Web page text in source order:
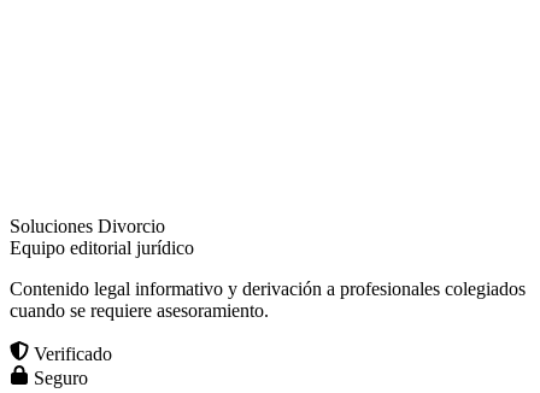
Soluciones Divorcio
Equipo editorial jurídico
Contenido legal informativo y derivación a profesionales colegiados
cuando se requiere asesoramiento.
Verificado
Seguro